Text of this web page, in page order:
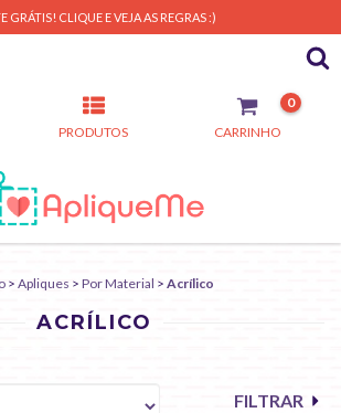
GRÁTIS! CLIQUE E VEJA AS REGRAS :)
PRODUTOS CARRINHO
0
> Apliques > Por Material > Acrílico
ACRÍLICO
FILTRAR